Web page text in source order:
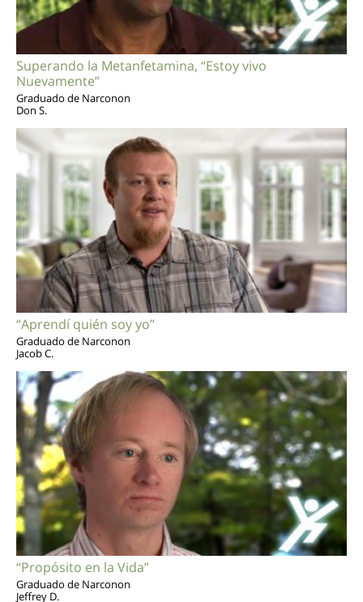
Superando la Metanfetamina, “Estoy vivo
Nuevamente”
Graduado de Narconon
Don S.
“Aprendí quién soy yo”
Graduado de Narconon
Jacob C.
“Propósito en la Vida”
Graduado de Narconon
Jeffrey D.